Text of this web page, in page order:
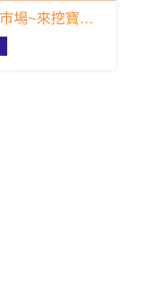
【 跳蚤市場~來挖寶喽! 】